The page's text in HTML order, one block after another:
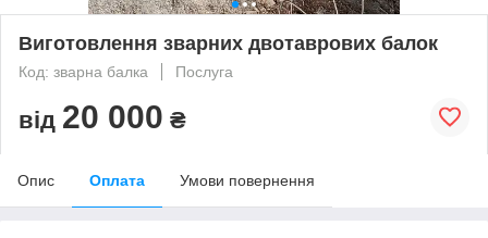
Виготовлення зварних двотаврових балок
Код: зварна балка Послуга
від 20 000 ₴
Опис Оплата Умови повернення